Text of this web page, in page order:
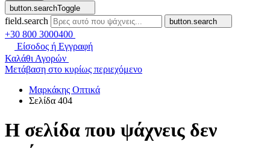
button.searchToggle
field.search button.search
+30 800 3000400
Είσοδος ή Εγγραφή
Καλάθι Αγορών
Μετάβαση στο κυρίως περιεχόμενο
Μαρκάκης Οπτικά
Σελίδα 404
Η σελίδα που ψάχνεις δεν